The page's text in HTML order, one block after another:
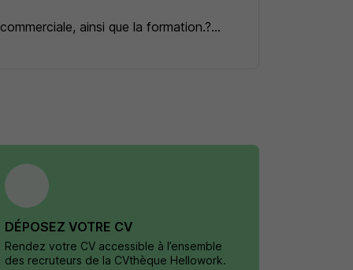
ainsi que la formation.?
DÉPOSEZ VOTRE CV
Rendez votre CV accessible à l’ensemble
des recruteurs de la CVthèque Hellowork.